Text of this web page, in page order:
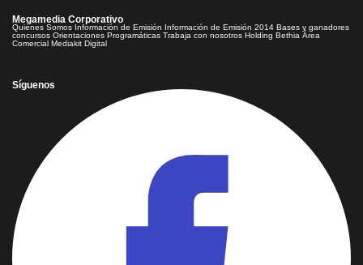
Megamedia Corporativo
Quienes Somos Información de Emisión Información de Emisión 2014 Bases y ganadores
concursos Orientaciones Programáticas Trabaja con nosotros Holding Bethia Área
Comercial Mediakit Digital
Síguenos